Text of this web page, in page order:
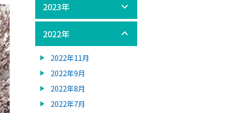
2023年
2022年
2022年11月
2022年9月
2022年8月
2022年7月